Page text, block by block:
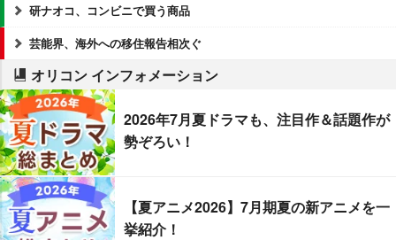
研ナオコ、コンビニで買う商品
芸能界、海外への移住報告相次ぐ
オリコン インフォメーション
2026年7月夏ドラマも、注目作＆話題作が
勢ぞろい！
【夏アニメ2026】7月期夏の新アニメを一
挙紹介！